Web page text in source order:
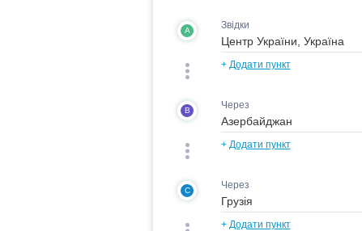
A Звідки
+ Додати пункт
B Через
+ Додати пункт
C Через
+ Додати пункт